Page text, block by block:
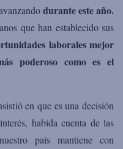
durante este año.
que han establecido sus
laborales mejor
poderoso como es el
en que es una decisión
habida cuenta de las
país mantiene con